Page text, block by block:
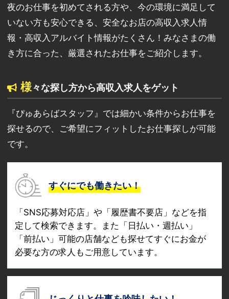
夜のお仕事を初めてされる方や、今の環境に満足して
いない方も安心できる、安全なお店の高収入求人情
報・高収入アルバイト情報がたくさん！みなさまの働
き方に合った、厳選されたお仕事をご紹介します。
様々な探し方から高収入求人をゲット
『ぴゅあらばスタッフ』では細かい条件からお仕事を
探せるので、ご希望にフィットしたお仕事探しが可能
です。
すぐにでも働きたい！
「SNS応募対応店」や「履歴書不要店」などを指
定して検索できます。また「日払い・週払い」
「前払い」可能の店舗なども探せてすぐにお金が
必要な方の求人もご用意しています。